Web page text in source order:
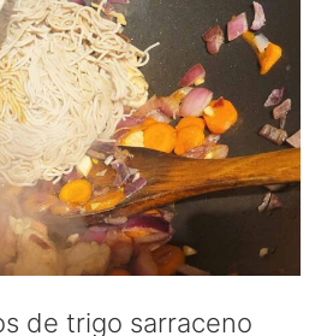
de trigo sarraceno